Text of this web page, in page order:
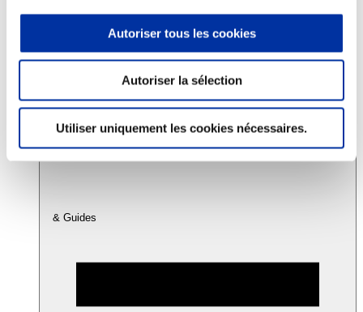
Autoriser tous les cookies
Autoriser la sélection
Utiliser uniquement les cookies nécessaires.
Sécurité sanitaire
Viandes et santé
Info-veille scientifique
Sources d’information
& Guides